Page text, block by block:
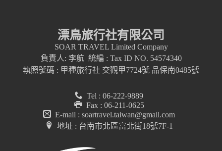
漂鳥旅行社有限公司
SOAR TRAVEL Limited Company
負責人: 李航 統編 : Tax ID NO. 54574340
執照號碼 : 甲種旅行社 交觀甲7724號 品保南0485號
Tel : 06-222-9889
Fax : 06-211-0625
E-mail : soartravel.taiwan@gmail.com
地址 : 台南市北區富北街18號7F-1